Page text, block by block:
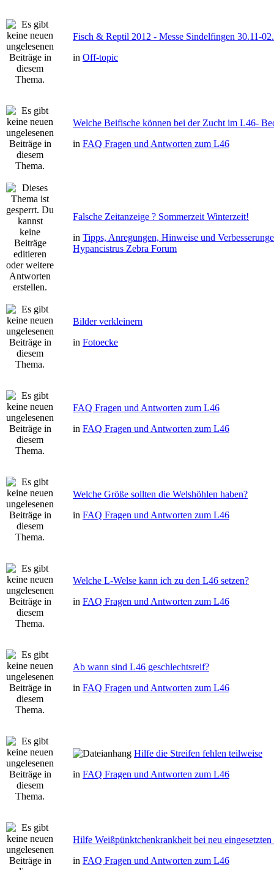
Fisch & Reptil 2012 - Messe Sindelfingen 30.11-
in Off-topic
Welche Beifische können bei der Zucht im L46-
in FAQ Fragen und Antworten zum L46
Falsche Zeitanzeige ? Sommerzeit Winterzeit!
in Tipps, Anregungen, Hinweise und
Hypancistrus Zebra Forum
Bilder verkleinern
in Fotoecke
FAQ Fragen und Antworten zum L46
in FAQ Fragen und Antworten zum L46
Welche Größe sollten die Welshöhlen haben?
in FAQ Fragen und Antworten zum L46
Welche L-Welse kann ich zu den L46 setzen?
in FAQ Fragen und Antworten zum L46
Ab wann sind L46 geschlechtsreif?
in FAQ Fragen und Antworten zum L46
Hilfe die Streifen fehlen teilweise
in FAQ Fragen und Antworten zum L46
Hilfe Weißpünktchenkrankheit bei neu eingesetzten
in FAQ Fragen und Antworten zum L46